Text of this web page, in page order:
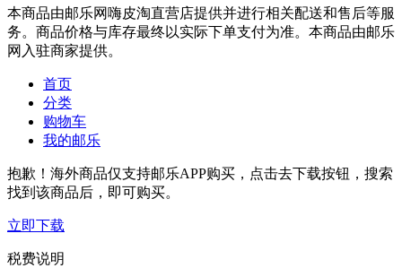
本商品由邮乐网嗨皮淘直营店提供并进行相关配送和售后等服
务。商品价格与库存最终以实际下单支付为准。本商品由邮乐
网入驻商家提供。
首页
分类
购物车
我的邮乐
抱歉！海外商品仅支持邮乐APP购买，点击去下载按钮，搜索
找到该商品后，即可购买。
立即下载
税费说明